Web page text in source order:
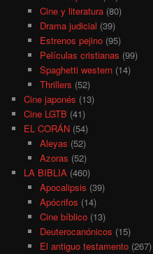
Cine y literatura(80)
Drama judicial (39)
Estrenos pejino(95)
Películas cristianas (99)
Spaghetti western(14)
Thrillers (52)
Cine japonés (13)
Cine LGTB (41)
EL CORÁN (54)
Aleyas (52)
Azoras (52)
LA BIBLIA (460)
Apocalipsis (39)
Apócrifos (14)
Cine bíblico(13)
Deuterocanónicos (15)
El antiguo testamento(267)